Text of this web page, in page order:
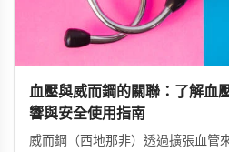
血壓與威而鋼的關聯：了解血
響與安全使用指南
威而鋼（西地那非）透過擴張血管